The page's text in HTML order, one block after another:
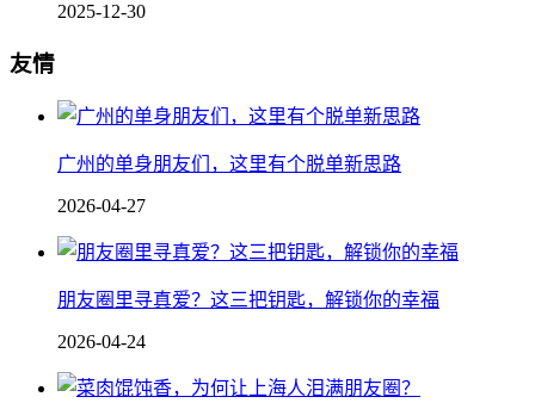
2025-12-30
友情
广州的单身朋友们，这里有个脱单新思路
2026-04-27
朋友圈里寻真爱？这三把钥匙，解锁你的幸福
2026-04-24